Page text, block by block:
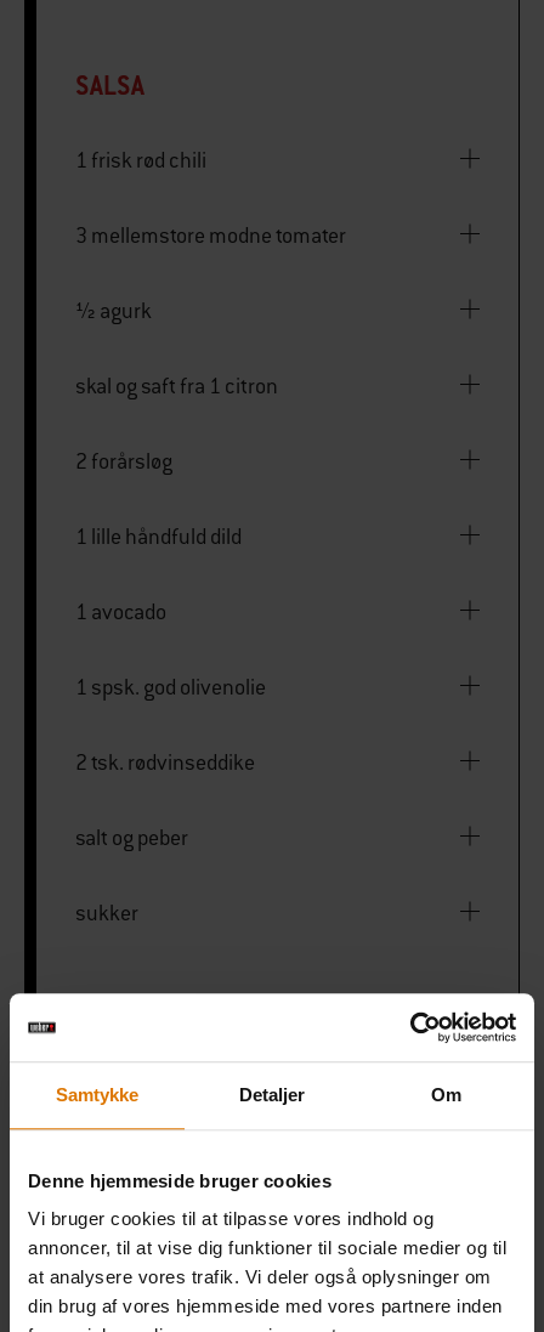
Samtykke Detaljer Om
Denne hjemmeside bruger cookies
Vi bruger cookies til at tilpasse vores indhold og
annoncer, til at vise dig funktioner til sociale medier og til
at analysere vores trafik. Vi deler også oplysninger om
din brug af vores hjemmeside med vores partnere inden
SALSA
1 frisk rød chili
3 mellemstore modne tomater
½ agurk
skal og saft fra 1 citron
2 forårsløg
1 lille håndfuld dild
1 avocado
1 spsk. god olivenolie
2 tsk. rødvinseddike
salt og peber
sukker
250 g nye kartofler
2 spsk. god olivenolie
salt og peber